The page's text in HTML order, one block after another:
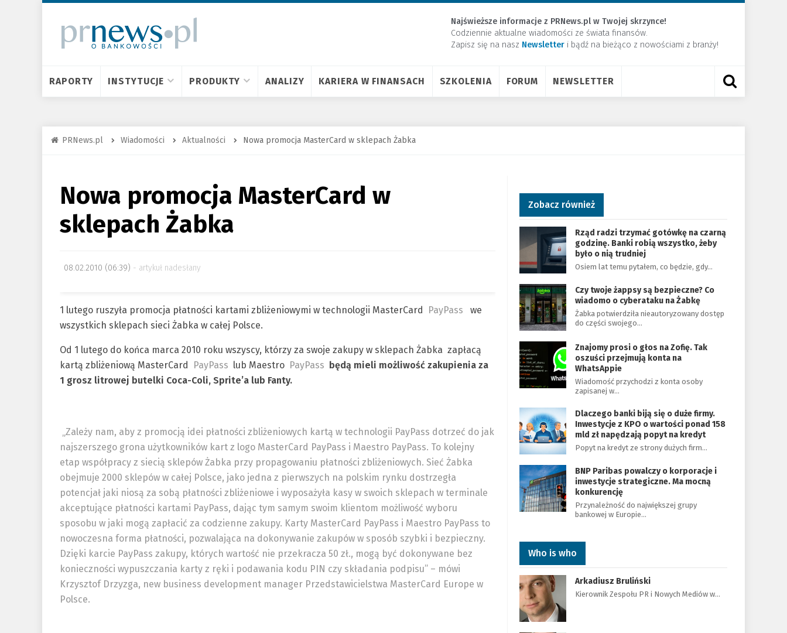
Najświeższe informacje z PRNews.pl w Twojej skrzynce!
Codziennie aktualne wiadomości ze świata finansów.
Zapisz się na nasz Newsletter ​i bądź na bieżąco z nowościami z branży!
RAPORTY INSTYTUCJE PRODUKTY ANALIZY KARIERA W FINANSACH SZKOLENIA FORUM NEWSLETTER
PRNews.pl Wiadomości Aktualności Nowa promocja MasterCard w sklepach Żabka
Nowa promocja MasterCard w
sklepach Żabka
08.02.2010 (06:39) artykuł nadesłany
1 lutego ruszyła promocja płatności kartami zbliżeniowymi w technologii MasterCard PayPass
we
wszystkich sklepach sieci Żabka w całej Polsce.
Od 1 lutego do końca marca 2010 roku wszyscy, którzy za swoje zakupy w sklepach Żabka zapłacą
kartą zbliżeniową MasterCard
PayPass lub Maestro PayPass będą mieli możliwość zakupienia za
1 grosz litrowej butelki Coca-Coli, Sprite’a lub Fanty.
„Zależy nam, aby z promocją idei płatności zbliżeniowych kartą w technologii PayPass dotrzeć do jak
najszerszego grona użytkowników kart z logo MasterCard PayPass i Maestro PayPass. To kolejny
etap współpracy z siecią sklepów Żabka przy propagowaniu płatności zbliżeniowych. Sieć Żabka
obejmuje 2000 sklepów w całej Polsce, jako jedna z pierwszych na polskim rynku dostrzegła
potencjał jaki niosą za sobą płatności zbliżeniowe i wyposażyła kasy w swoich sklepach w terminale
akceptujące płatności kartami PayPass, dając tym samym swoim klientom możliwość wyboru
sposobu w jaki mogą zapłacić za codzienne zakupy. Karty MasterCard PayPass i Maestro PayPass to
nowoczesna forma płatności, pozwalająca na dokonywanie zakupów w sposób szybki i bezpieczny.
Dzięki karcie PayPass zakupy, których wartość nie przekracza 50 zł., mogą być dokonywane bez
konieczności wypuszczania karty z ręki i podawania kodu PIN czy składania podpisu” – mówi
Krzysztof Drzyzga, new business development manager Przedstawicielstwa MasterCard Europe w
Polsce.
Zobacz również
Rząd radzi trzymać gotówkę na czarną
godzinę. Banki robią wszystko, żeby
było o nią trudniej
Osiem lat temu pytałem, co będzie, gdy…
Czy twoje żappsy są bezpieczne? Co
wiadomo o cyberataku na Żabkę
Żabka potwierdziła nieautoryzowany dostęp
do części swojego…
Znajomy prosi o głos na Zofię. Tak
oszuści przejmują konta na
WhatsAppie
Wiadomość przychodzi z konta osoby
zapisanej w…
Dlaczego banki biją się o duże firmy.
Inwestycje z KPO o wartości ponad 158
mld zł napędzają popyt na kredyt
Popyt na kredyt ze strony dużych firm…
BNP Paribas powalczy o korporacje i
inwestycje strategiczne. Ma mocną
konkurencję
Przynależność do największej grupy
bankowej w Europie…
Who is who
Arkadiusz Bruliński
Kierownik Zespołu PR i Nowych Mediów w…